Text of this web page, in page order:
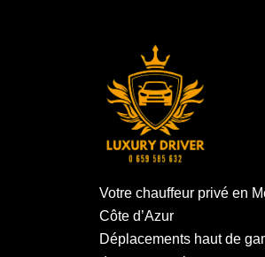
Votre chauffeur privé en
Côte d’Azur
Déplacements haut de